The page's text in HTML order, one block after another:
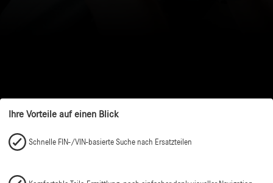
Ihre Vorteile auf einen Blick
Schnelle FIN-/VIN-basierte Suche nach Ersatzteilen